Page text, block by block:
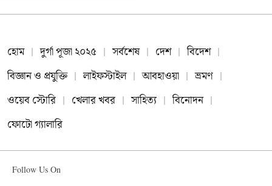
হোম দুর্গা পূজা ২০২৫ সর্বশেষ দেশ
বিদেশ
বিজ্ঞান ও প্রযুক্তি
লাইফস্টাইল আবহাওয়া
ভ্রমণ
ওয়েব স্টোরি
খেলার খবর সাহিত্য
বিনোদন
ফোটো গ্যালারি
Follow Us On